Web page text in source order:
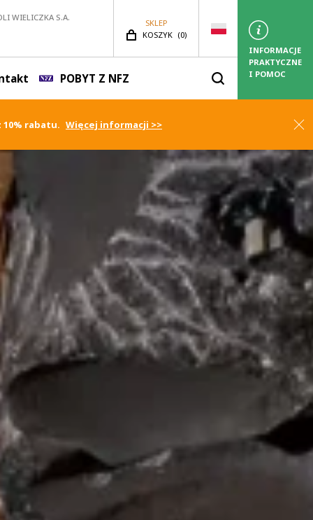
WIELICZKA S.A.
SKLEP
KOSZYK (LICZBA PRODUKTÓW:
0)
POBYT Z NFZ
INFORMACJE
PRAKTYCZNE
I POMOC
10% rabatu. Więcej informacji >>